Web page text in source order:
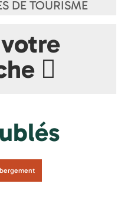
DE TOURISME